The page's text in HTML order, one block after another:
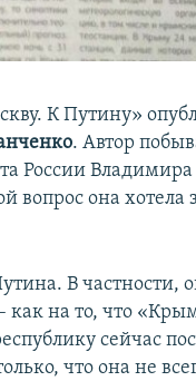
К Путину»
. Автор
России
вопрос она хотела
В частности,
как на то, что
сейчас
что она не